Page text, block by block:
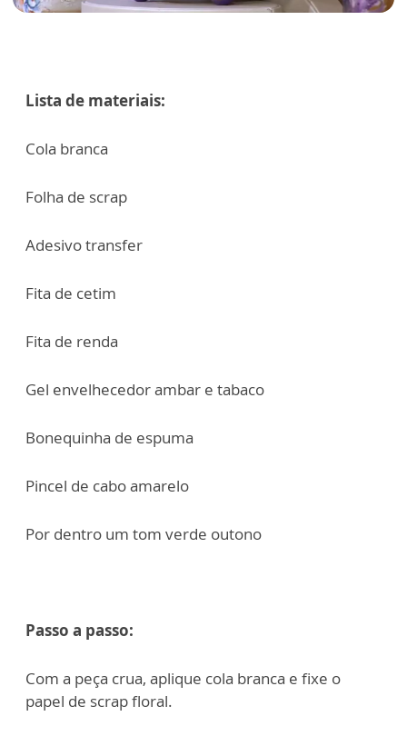
Lista de materiais:
Cola branca
Folha de scrap
Adesivo transfer
Fita de cetim
Fita de renda
Gel envelhecedor ambar e tabaco
Bonequinha de espuma
Pincel de cabo amarelo
Por dentro um tom verde outono
Passo a passo:
Com a peça crua, aplique cola branca e fixe o
papel de scrap floral.